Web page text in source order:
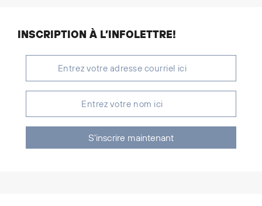
INSCRIPTION À L’INFOLETTRE!
S'inscrire maintenant